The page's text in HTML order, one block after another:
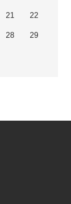
21 22
28 29